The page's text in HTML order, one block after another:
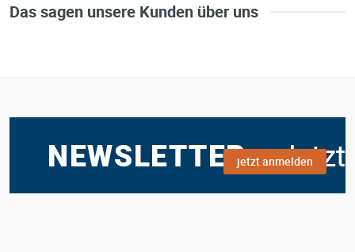
Das sagen unsere Kunden über uns
jetzt anmelden